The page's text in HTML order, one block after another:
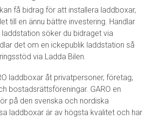
få bidrag för att installera laddboxar,
till en ännu bättre investering. Handlar
söker du bidraget via
det om en ickepublik laddstation så
via Ladda Bilen.
laddboxar åt privatpersoner, företag,
bostadsrättsföreningar. GARO en
på den svenska och nordiska
laddboxar är av högsta kvalitet och har